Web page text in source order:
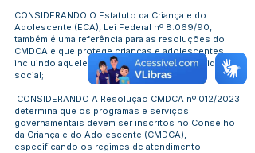
CONSIDERANDO O Estatuto da Criança e do
Adolescente (ECA), Lei Federal nº 8.069/90,
também é uma referência para as resoluções do
CMDCA e que protege crianças e adolescentes,
incluindo aqueles em situação de vulnerabilidade
social;
CONSIDERANDO A Resolução CMDCA nº 012/2023
determina que os programas e serviços
governamentais devem ser inscritos no Conselho
da Criança e do Adolescente (CMDCA),
especificando os regimes de atendimento.